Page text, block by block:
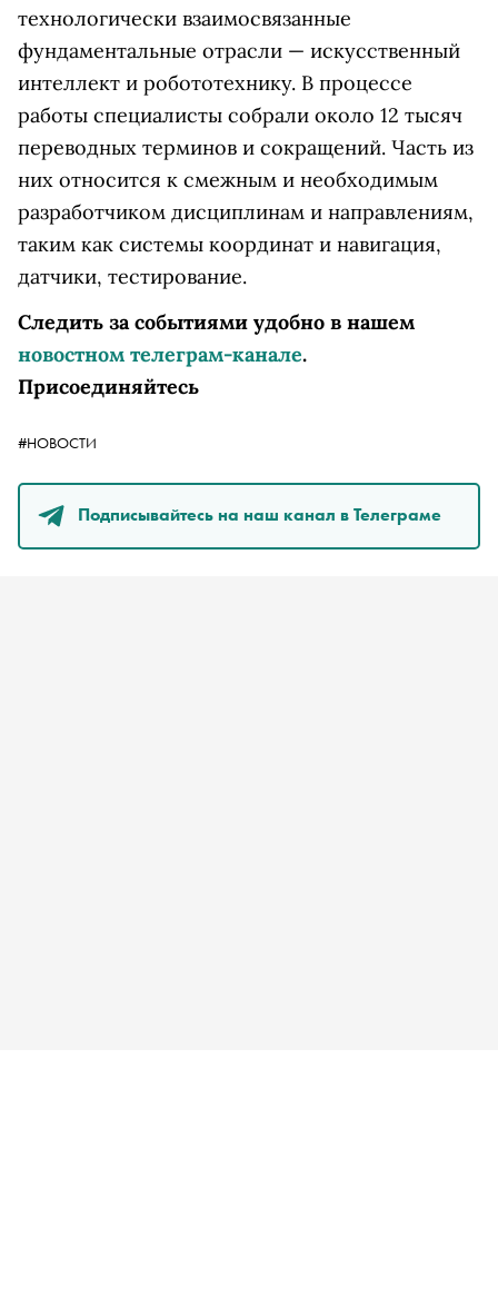
технологически взаимосвязанные
фундаментальные отрасли — искусственный
интеллект и робототехнику. В процессе
работы специалисты собрали около 12 тысяч
переводных терминов и сокращений. Часть из
них относится к смежным и необходимым
разработчиком дисциплинам и направлениям,
таким как системы координат и навигация,
датчики, тестирование.
Следить за событиями удобно в нашем
новостном телеграм-канале.
Присоединяйтесь
#НОВОСТИ
Подписывайтесь на наш канал в Телеграме